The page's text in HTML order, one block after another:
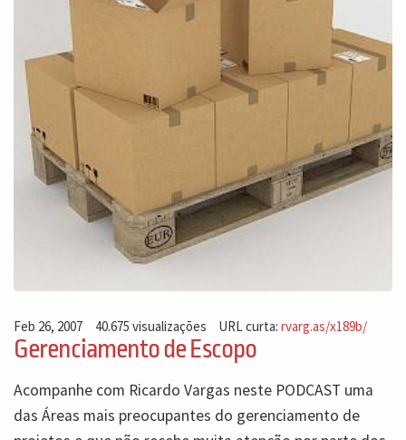
Feb 26, 2007 40.675 visualizações URL curta:rvarg.as/x189b/
Gerenciamento de Escopo
Acompanhe com Ricardo Vargas neste PODCAST uma
das Áreas mais preocupantes do gerenciamento de